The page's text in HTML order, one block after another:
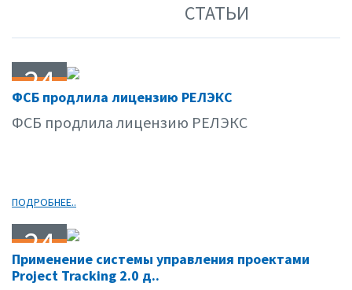
СТАТЬИ
24
05.11
ФСБ продлила лицензию РЕЛЭКС
ФСБ продлила лицензию РЕЛЭКС
ПОДРОБНЕЕ..
24
05.11
Применение системы управления проектами
Project Tracking 2.0 д..